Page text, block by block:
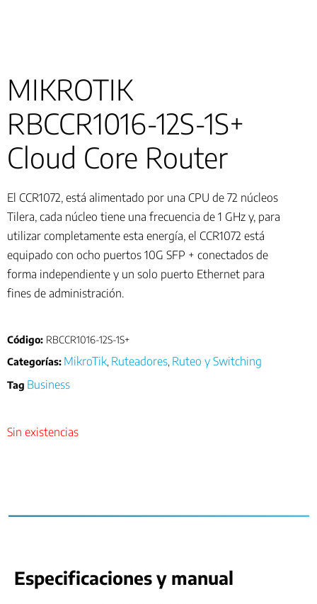
MIKROTIK
RBCCR1016-12S-1S+
Cloud Core Router
El CCR1072, está alimentado por una CPU de 72 núcleos
Tilera, cada núcleo tiene una frecuencia de 1 GHz y, para
utilizar completamente esta energía, el CCR1072 está
equipado con ocho puertos 10G SFP + conectados de
forma independiente y un solo puerto Ethernet para
fines de administración.
Código: RBCCR1016-12S-1S+
Categorías: MikroTik Ruteadores Ruteo y Switching
Tag Business
Sin existencias
Especificaciones y manual